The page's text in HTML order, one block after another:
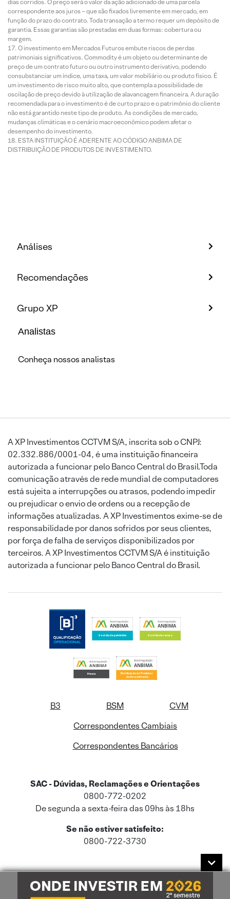
dias corridos. O preço será o valor da ação adicionado de uma parcela
correspondente aos juros – que são fixados livremente em mercado, em
função do prazo do contrato. Toda transação a termo requer um depósito de
garantia. Essas garantias são prestadas em duas formas: cobertura ou
margem.
O investimento em Mercados Futuros embute riscos de perdas
patrimoniais significativos. Commodity é um objeto ou determinante de
preço de um contrato futuro ou outro instrumento derivativo, podendo
consubstanciar um índice, uma taxa, um valor mobiliário ou produto físico. É
um investimento de risco muito alto, que contempla a possibilidade de
oscilação de preço devido à utilização de alavancagem financeira. A duração
recomendada para o investimento é de curto prazo e o patrimônio do cliente
não está garantido neste tipo de produto. As condições de mercado,
mudanças climáticas e o cenário macroeconômico podem afetar o
desempenho do investimento.
ESTA INSTITUIÇÃO É ADERENTE AO CÓDIGO ANBIMA DE
DISTRIBUIÇÃO DE PRODUTOS DE INVESTIMENTO.
Análises
Recomendações
Grupo XP
Analistas
Conheça nossos analistas
A XP Investimentos CCTVM S/A, inscrita sob o CNPJ:
02.332.886/0001-04, é uma instituição financeira
autorizada a funcionar pelo Banco Central do Brasil.Toda
comunicação através de rede mundial de computadores
está sujeita a interrupções ou atrasos, podendo impedir
ou prejudicar o envio de ordens ou a recepção de
informações atualizadas. A XP Investimentos exime-se de
responsabilidade por danos sofridos por seus clientes,
por força de falha de serviços disponibilizados por
terceiros. A XP Investimentos CCTVM S/A é instituição
autorizada a funcionar pelo Banco Central do Brasil.
B3 BSM
CVM
Correspondentes Cambiais
Correspondentes Bancários
SAC - Dúvidas, Reclamações e Orientações
0800-772-0202
De segunda a sexta-feira das 09hs às 18hs
Se não estiver satisfeito:
0800-722-3730
Este site usa cookies e dados pessoais de acordo com a nossaPolítica de
Cookies
e a nossaPolítica de Privacidade.